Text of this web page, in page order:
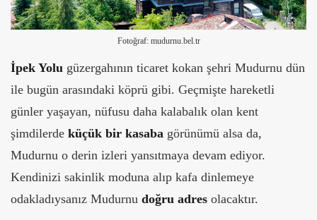
Fotoğraf: mudurnu.bel.tr
İpek Yolu güzergahının ticaret kokan şehri Mudurnu dün
ile bugün arasındaki köprü gibi. Geçmişte hareketli
günler yaşayan, nüfusu daha kalabalık olan kent
şimdilerde küçük bir kasaba görünümü alsa da,
Mudurnu o derin izleri yansıtmaya devam ediyor.
Kendinizi sakinlik moduna alıp kafa dinlemeye
odakladıysanız Mudurnu doğru adres olacaktır.